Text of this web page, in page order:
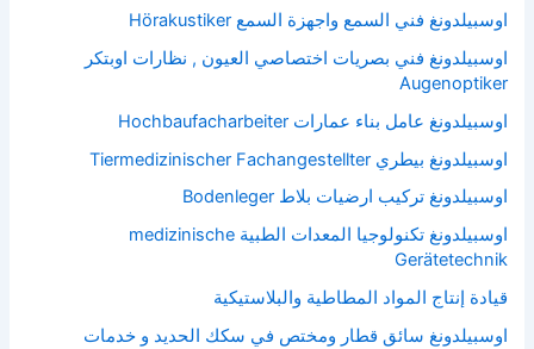
اوسبيلدونغ فني السمع واجهزة السمع Hörakustiker
اوسبيلدونغ فني بصريات اختصاصي العيون , نظارات اوبتكر
Augenoptiker
اوسبيلدونغ عامل بناء عمارات Hochbaufacharbeiter
اوسبيلدونغ بيطري Tiermedizinischer Fachangestellter
اوسبيلدونغ تركيب ارضيات بلاط Bodenleger
اوسبيلدونغ تكنولوجيا المعدات الطبية medizinische
Gerätetechnik
قيادة إنتاج المواد المطاطية والبلاستيكية
اوسبيلدونغ سائق قطار ومختص في سكك الحديد و خدمات